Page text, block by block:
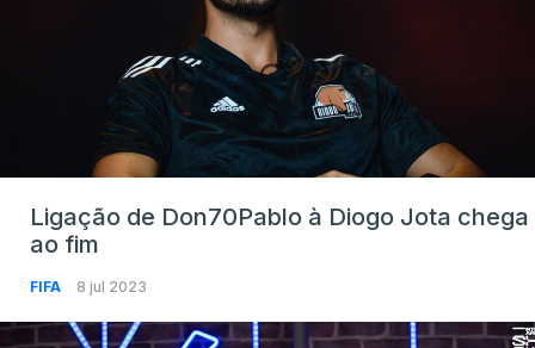
Ligação de Don70Pablo à Diogo Jota chega
ao fim
FIFA 8 jul 2023